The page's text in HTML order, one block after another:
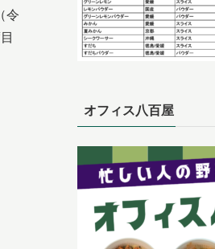
令
オフィス八百屋